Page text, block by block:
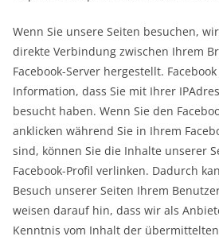
Wenn Sie unsere Seiten besuchen,
direkte Verbindung zwischen Ihrem
Facebook-Server hergestellt.
Information, dass Sie mit Ihrer
besucht haben. Wenn Sie den
anklicken während Sie in Ihrem
sind, können Sie die Inhalte unserer
Facebook-Profil verlinken. Dadurch
Besuch unserer Seiten Ihrem
weisen darauf hin, dass wir als
Kenntnis vom Inhalt der